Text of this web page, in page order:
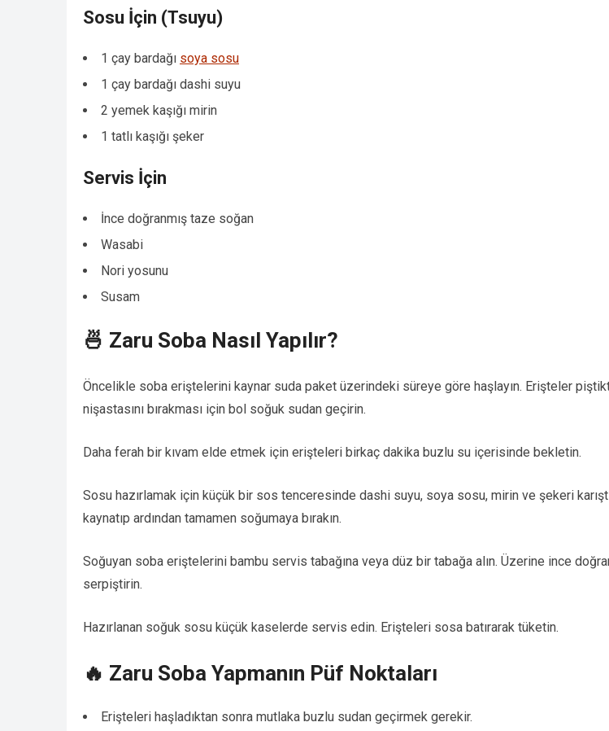
Sosu İçin (Tsuyu)
1 çay bardağı soya sosu
1 çay bardağı dashi suyu
2 yemek kaşığı mirin
1 tatlı kaşığı şeker
Servis İçin
İnce doğranmış taze soğan
Wasabi
Nori yosunu
Susam
🍜 Zaru Soba Nasıl Yapılır?
Öncelikle soba eriştelerini kaynar suda paket üzerindeki süreye göre haşlayın. Erişteler
nişastasını bırakması için bol soğuk sudan geçirin.
Daha ferah bir kıvam elde etmek için erişteleri birkaç dakika buzlu su içerisinde bekletin.
Sosu hazırlamak için küçük bir sos tenceresinde dashi suyu, soya sosu, mirin ve şekeri
kaynatıp ardından tamamen soğumaya bırakın.
Soğuyan soba eriştelerini bambu servis tabağına veya düz bir tabağa alın. Üzerine ince
serpiştirin.
Hazırlanan soğuk sosu küçük kaselerde servis edin. Erişteleri sosa batırarak tüketin.
🔥 Zaru Soba Yapmanın Püf Noktaları
Erişteleri haşladıktan sonra mutlaka buzlu sudan geçirmek gerekir.